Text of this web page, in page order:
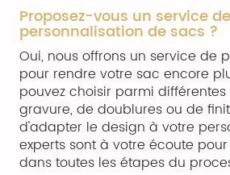
Proposez-vous un service de
personnalisation de sacs ?
Oui, nous offrons un service de
pour rendre votre sac encore
pouvez choisir parmi
gravure, de doublures ou de
d'adapter le design à votre
experts sont à votre écoute
dans toutes les étapes du